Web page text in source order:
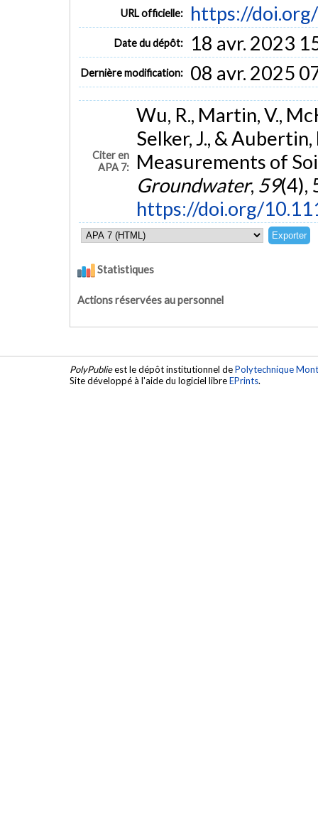
URL officielle: https://
Date du dépôt: 18 avr. 2023
Dernière modification: 08 avr. 2025
Citer en
APA 7:
Wu, R., Martin, V.,
Selker, J., &
Measurements of
Groundwater, 59(4),
https://doi.org/
Statistiques
Actions réservées au personnel
PolyPublieest le dépôt institutionnel dePolytechnique
Site développé à l'aide du logiciel libreEPrints.